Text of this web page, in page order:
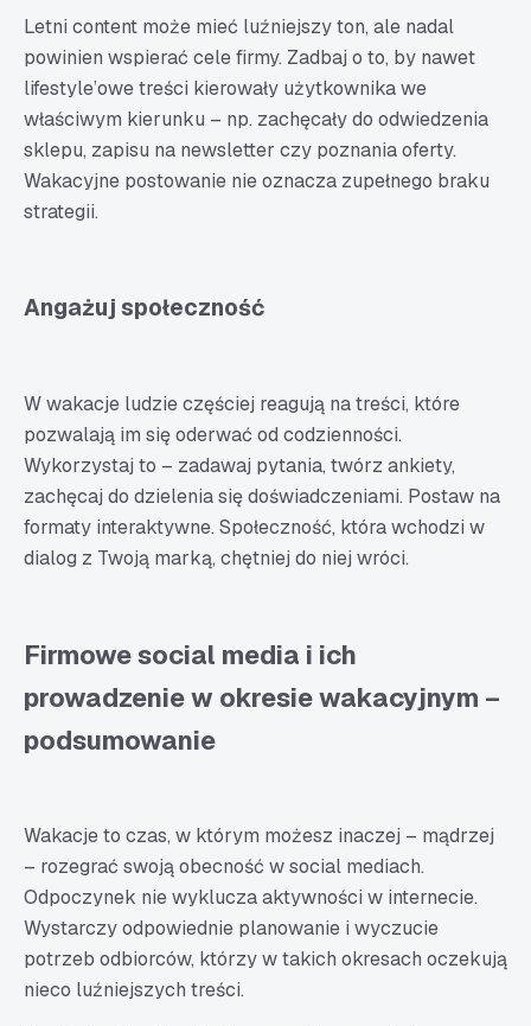
Letni content może mieć luźniejszy ton, ale nadal
powinien wspierać cele firmy. Zadbaj o to, by nawet
lifestyle’owe treści kierowały użytkownika we
właściwym kierunku – np. zachęcały do odwiedzenia
sklepu, zapisu na newsletter czy poznania oferty.
Wakacyjne postowanie nie oznacza zupełnego braku
strategii.
Angażuj społeczność
W wakacje ludzie częściej reagują na treści, które
pozwalają im się oderwać od codzienności.
Wykorzystaj to – zadawaj pytania, twórz ankiety,
zachęcaj do dzielenia się doświadczeniami. Postaw na
formaty interaktywne. Społeczność, która wchodzi w
dialog z Twoją marką, chętniej do niej wróci.
Firmowe social media i ich
prowadzenie w okresie wakacyjnym –
podsumowanie
Wakacje to czas, w którym możesz inaczej – mądrzej
– rozegrać swoją obecność w social mediach.
Odpoczynek nie wyklucza aktywności w internecie.
Wystarczy odpowiednie planowanie i wyczucie
potrzeb odbiorców, którzy w takich okresach oczekują
nieco luźniejszych treści.